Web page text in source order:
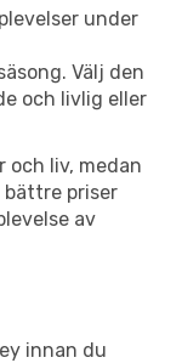
under
Välj den
och livlig eller
och liv, medan
priser
av
innan du